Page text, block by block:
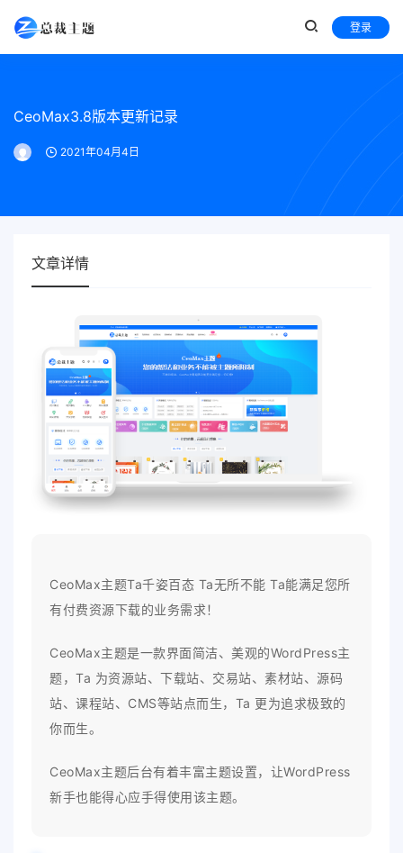
登录
CeoMax3.8版本更新记录
2021年04月4日
文章详情
CeoMax主题Ta千姿百态 Ta无所不能 Ta能满足您所
有付费资源下载的业务需求！
CeoMax主题是一款界面简洁、美观的WordPress主
题，Ta 为资源站、下载站、交易站、素材站、源码
站、课程站、CMS等站点而生，Ta 更为追求极致的
你而生。
CeoMax主题后台有着丰富主题设置，让WordPress
新手也能得心应手得使用该主题。